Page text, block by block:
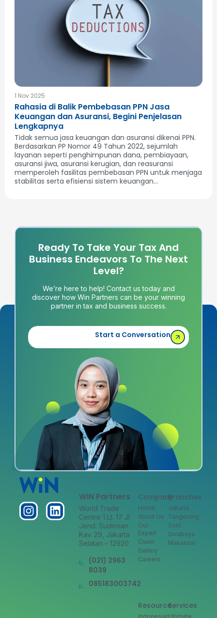
1 Nov 2025
Rahasia di Balik Pembebasan PPN Jasa
Keuangan dan Asuransi, Begini Penjelasan
Lengkapnya
Tidak semua jasa keuangan dan asuransi dikenai PPN.
Berdasarkan PP Nomor 49 Tahun 2022, sejumlah
layanan seperti penghimpunan dana, pembiayaan,
asuransi jiwa, asuransi kerugian, dan reasuransi
memperoleh fasilitas pembebasan PPN untuk menjaga
stabilitas serta efisiensi sistem keuangan...
Ready To Take Your Tax And
Business Endeavors To The Next
Level?
We’re here to help! Contact us today and
discover how Win Partners can be your winning
partner in tax and business success.
Start a Conversation
WiN Partners
World Trade
Centre 1 Lt. 17 Jl
Jend. Sudirman
Kav. 29, Jakarta
Selatan – 12920
(021) 2963
8039
085183003742
Company
Home
About Us
Our
Expert
Client
Gallery
Careers
Services
Ultimate
Branches
Jakarta
Tangerang
Solo
Surabaya
Makassar
Resource
Indonesian